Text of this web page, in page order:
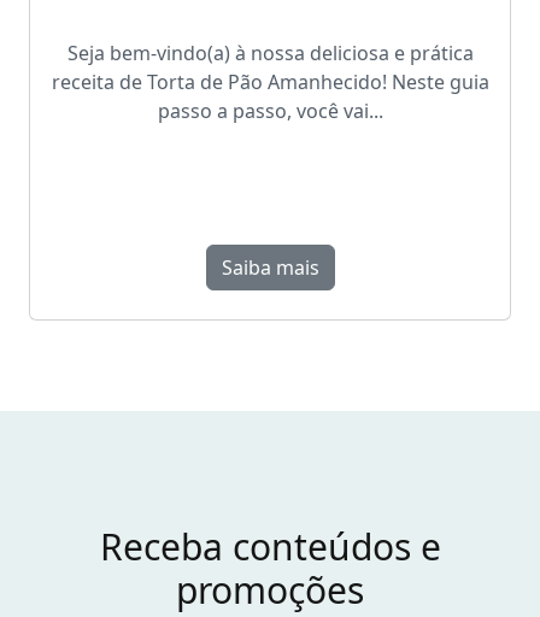
Seja bem-vindo(a) à nossa deliciosa e prática
receita de Torta de Pão Amanhecido! Neste guia
passo a passo, você vai...
Saiba mais
Receba conteúdos e
promoções